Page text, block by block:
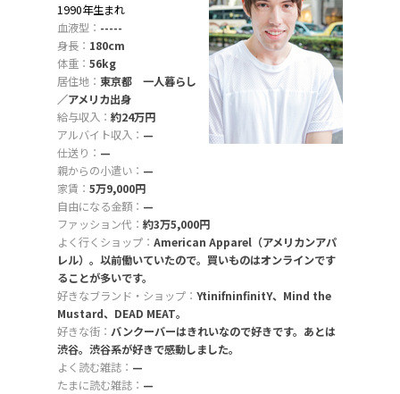
1990年生まれ
血液型： -----
身長： 180cm
体重： 56kg
居住地： 東京都 一人暮らし
／アメリカ出身
給与収入： 約24万円
アルバイト収入： —
仕送り： —
親からの小遣い： —
家賃： 5万9,000円
自由になる金額： —
ファッション代： 約3万5,000円
よく行くショップ： American Apparel（アメリカンアパ
レル）。以前働いていたので。買いものはオンラインです
ることが多いです。
好きなブランド・ショップ： YtinifninfinitY、Mind the
Mustard、DEAD MEAT。
好きな街： バンクーバーはきれいなので好きです。あとは
渋谷。渋谷系が好きで感動しました。
よく読む雑誌： —
たまに読む雑誌： —